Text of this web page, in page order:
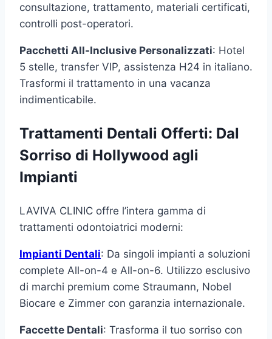
consultazione, trattamento, materiali certificati,
controlli post-operatori.
Pacchetti All-Inclusive Personalizzati: Hotel
5 stelle, transfer VIP, assistenza H24 in italiano.
Trasformi il trattamento in una vacanza
indimenticabile.
Trattamenti Dentali Offerti: Dal
Sorriso di Hollywood agli
Impianti
LAVIVA CLINIC offre l’intera gamma di
trattamenti odontoiatrici moderni:
Impianti Dentali: Da singoli impianti a soluzioni
complete All-on-4 e All-on-6. Utilizzo esclusivo
di marchi premium come Straumann, Nobel
Biocare e Zimmer con garanzia internazionale.
Faccette Dentali: Trasforma il tuo sorriso con